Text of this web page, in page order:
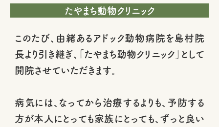
たやまち動物クリニック
このたび、由緒あるアドック動物病院を島村院
長より引き継ぎ、「たやまち動物クリニック」として
開院させていただきます。
病気には、なってから治療するよりも、予防する
方が本人にとっても家族にとっても、ずっと良い